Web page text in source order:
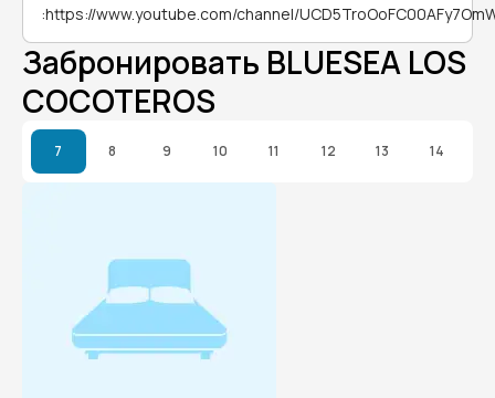
:https://www.youtube.com/channel/
Забронировать BLUESEA LOS
COCOTEROS
7 8 9 10 11 12 13 14